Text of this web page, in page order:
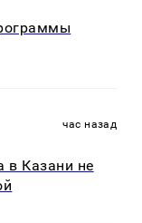
час назад
в Казани не